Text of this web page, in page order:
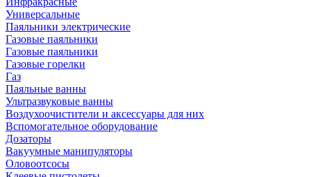
Универсальные
Паяльники электрические
Газовые паяльники
Газовые паяльники
Газовые горелки
Газ
Паяльные ванны
Ультразвуковые ванны
Воздухоочистители и аксессуары для них
Вспомогательное оборудование
Дозаторы
Вакуумные манипуляторы
Оловоотсосы